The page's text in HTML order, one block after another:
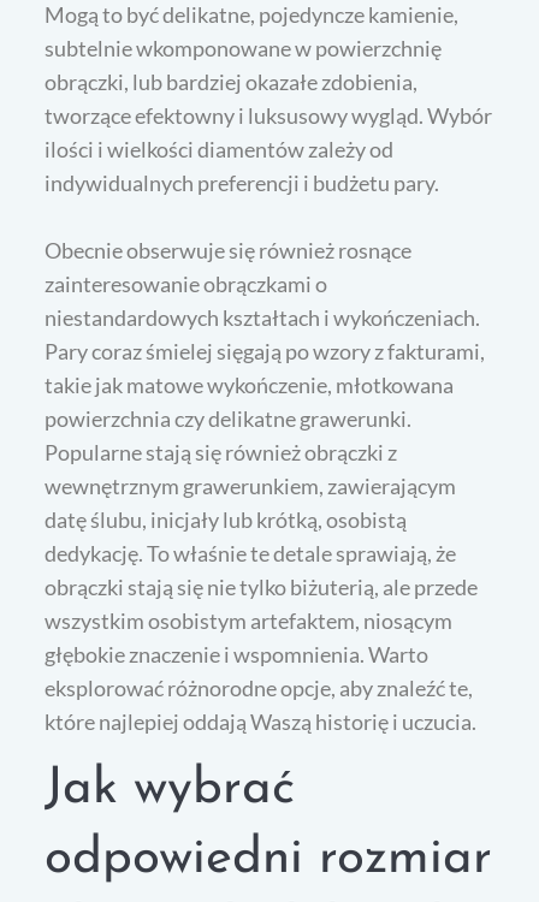
Mogą to być delikatne, pojedyncze kamienie,
subtelnie wkomponowane w powierzchnię
obrączki, lub bardziej okazałe zdobienia,
tworzące efektowny i luksusowy wygląd. Wybór
ilości i wielkości diamentów zależy od
indywidualnych preferencji i budżetu pary.
Obecnie obserwuje się również rosnące
zainteresowanie obrączkami o
niestandardowych kształtach i wykończeniach.
Pary coraz śmielej sięgają po wzory z fakturami,
takie jak matowe wykończenie, młotkowana
powierzchnia czy delikatne grawerunki.
Popularne stają się również obrączki z
wewnętrznym grawerunkiem, zawierającym
datę ślubu, inicjały lub krótką, osobistą
dedykację. To właśnie te detale sprawiają, że
obrączki stają się nie tylko biżuterią, ale przede
wszystkim osobistym artefaktem, niosącym
głębokie znaczenie i wspomnienia. Warto
eksplorować różnorodne opcje, aby znaleźć te,
które najlepiej oddają Waszą historię i uczucia.
Jak wybrać
odpowiedni rozmiar